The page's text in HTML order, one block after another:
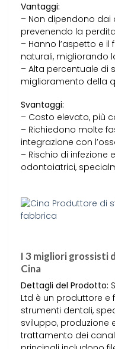
Vantaggi:
– Non dipendono dai
prevenendo la
– Hanno l’aspetto e
naturali, migliorando
– Alta percentuale di
miglioramento della
Svantaggi:
– Costo elevato, più
– Richiedono molte
integrazione con
– Rischio di infezione
odontoiatrici,
I 3 migliori grossisti
Cina
Dettagli del Prodotto:
Ltd è un produttore e
strumenti dentali,
sviluppo, produzione
trattamento dei